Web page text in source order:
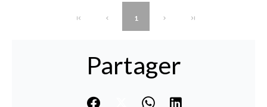
1
Partager